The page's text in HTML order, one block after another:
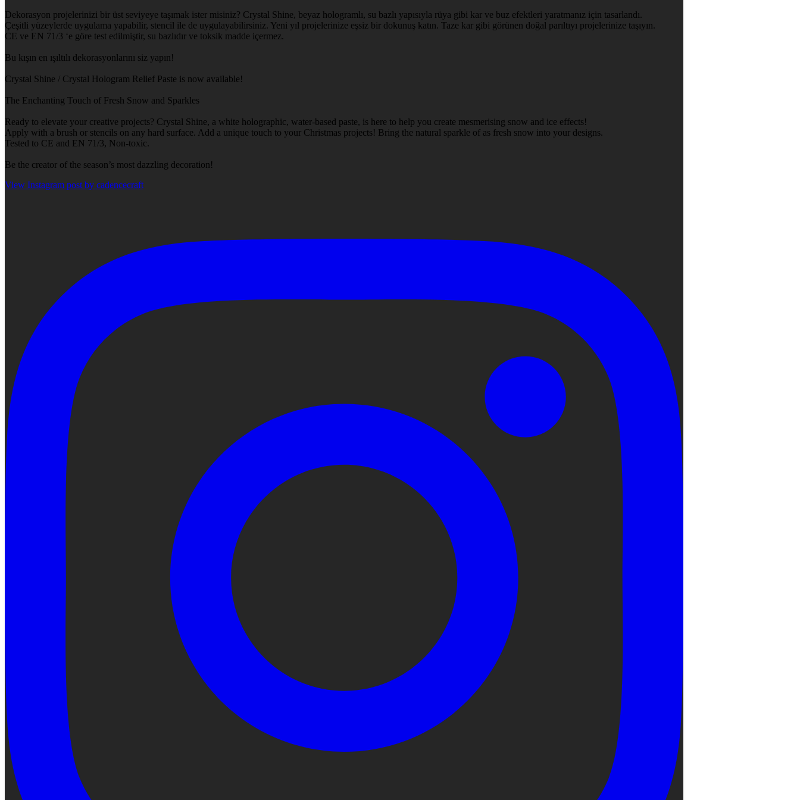
Dekorasyon projelerinizi bir üst seviyeye taşımak ister misiniz? Crystal Shine, beyaz hologramlı, su bazlı yapısıyla rüya gibi kar ve buz efektleri yaratmanız için tasarlandı.
Çeşitli yüzeylerde uygulama yapabilir, stencil ile de uygulayabilirsiniz. Yeni yıl projelerinize eşsiz bir dokunuş katın. Taze kar gibi görünen doğal parıltıyı projelerinize taşıyın.
CE ve EN 71/3 ‘e göre test edilmiştir, su bazlıdır ve toksik madde içermez.
Bu kışın en ışıltılı dekorasyonlarını siz yapın!
Crystal Shine / Crystal Hologram Relief Paste is now available!
The Enchanting Touch of Fresh Snow and Sparkles
Ready to elevate your creative projects? Crystal Shine, a white holographic, water-based paste, is here to help you create mesmerising snow and ice effects!
Apply with a brush or stencils on any hard surface. Add a unique touch to your Christmas projects! Bring the natural sparkle of as fresh snow into your designs.
Tested to CE and EN 71/3, Non-toxic.
Be the creator of the season’s most dazzling decoration!
View Instagram post by cadencecraft